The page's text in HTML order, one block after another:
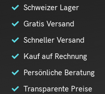
Schweizer Lager
Gratis Versand
Schneller Versand
Kauf auf Rechnung
Persönliche Beratung
Transparente Preise